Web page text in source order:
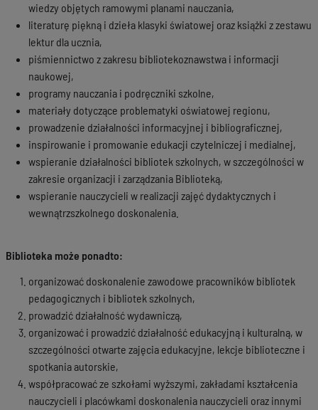
wiedzy objętych ramowymi planami nauczania,
literaturę piękną i dzieła klasyki światowej oraz książki z zestawu
lektur dla ucznia,
piśmiennictwo z zakresu bibliotekoznawstwa i informacji
naukowej,
programy nauczania i podręczniki szkolne,
materiały dotyczące problematyki oświatowej regionu,
prowadzenie działalności informacyjnej i bibliograficznej,
inspirowanie i promowanie edukacji czytelniczej i medialnej,
wspieranie działalności bibliotek szkolnych, w szczególności w
zakresie organizacji i zarządzania Biblioteką,
wspieranie nauczycieli w realizacji zajęć dydaktycznych i
wewnątrzszkolnego doskonalenia.
Biblioteka może ponadto:
organizować doskonalenie zawodowe pracowników bibliotek
pedagogicznych i bibliotek szkolnych,
prowadzić działalność wydawniczą,
organizować i prowadzić działalność edukacyjną i kulturalną, w
szczególności otwarte zajęcia edukacyjne, lekcje biblioteczne i
spotkania autorskie,
współpracować ze szkołami wyższymi, zakładami kształcenia
nauczycieli i placówkami doskonalenia nauczycieli oraz innymi